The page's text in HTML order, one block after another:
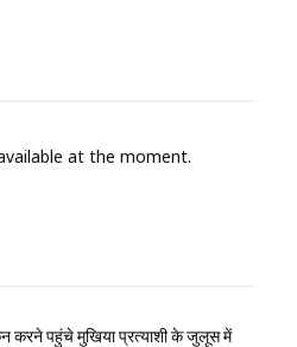
at the moment.
करने पहुंचे मुखिया प्रत्याशी के जुलूस में